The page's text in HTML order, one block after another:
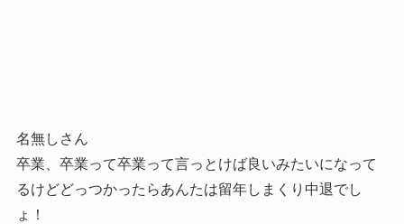
名無しさん
卒業、卒業って卒業って言っとけば良いみたいになって
るけどどっつかったらあんたは留年しまくり中退でし
ょ！